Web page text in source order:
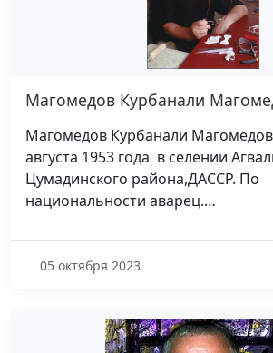
Магомедов Курбанали
Магомедов Курбанали
августа 1953 года в селении
Цумадинского района,ДАССР. По
национальности аварец.…
05 октября 2023